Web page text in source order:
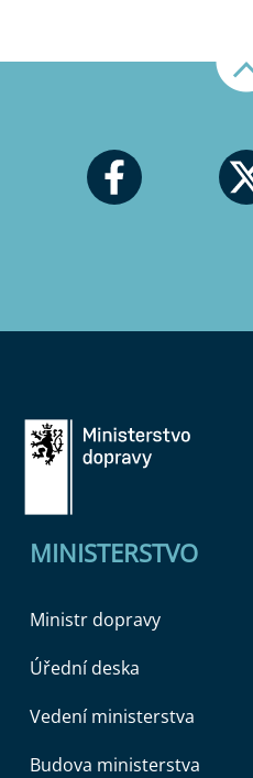
MINISTERSTVO
Ministr dopravy
Úřední deska
Vedení ministerstva
Budova ministerstva